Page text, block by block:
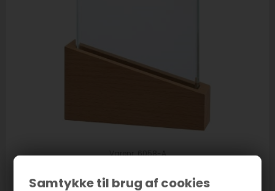
Samtykke til brug af cookies
Varenr. 6058-A